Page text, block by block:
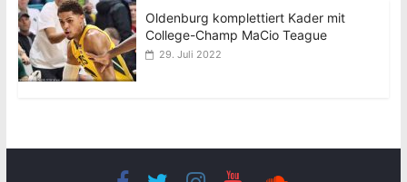
Oldenburg komplettiert Kader mit
College-Champ MaCio Teague
29. Juli 2022